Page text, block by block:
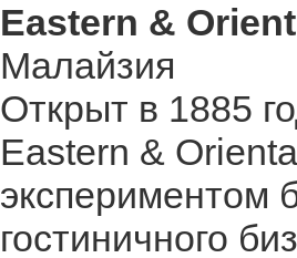
Eastern &
Малайзия
Открыт в 1885
Eastern &
экспериментом
гостиничного